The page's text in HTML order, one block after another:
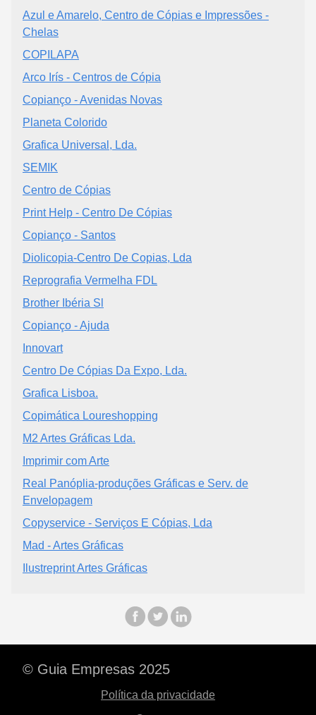
Azul e Amarelo, Centro de Cópias e Impressões -
Chelas
COPILAPA
Arco Irís - Centros de Cópia
Copianço - Avenidas Novas
Planeta Colorido
Grafica Universal, Lda.
SEMIK
Centro de Cópias
Print Help - Centro De Cópias
Copianço - Santos
Diolicopia-Centro De Copias, Lda
Reprografia Vermelha FDL
Brother Ibéria Sl
Copianço - Ajuda
Innovart
Centro De Cópias Da Expo, Lda.
Grafica Lisboa.
Copimática Loureshopping
M2 Artes Gráficas Lda.
Imprimir com Arte
Real Panóplia-produções Gráficas e Serv. de
Envelopagem
Copyservice - Serviços E Cópias, Lda
Mad - Artes Gráficas
Ilustreprint Artes Gráficas
© Guia Empresas 2025
Política da privacidade